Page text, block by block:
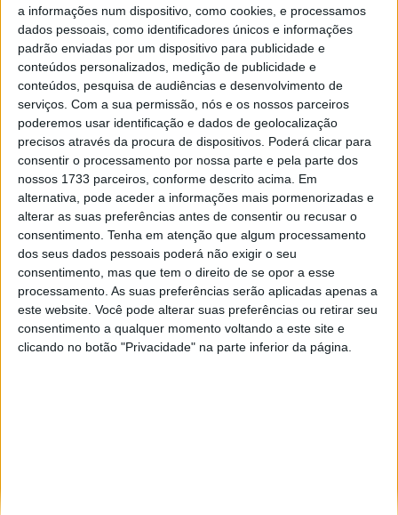
a informações num dispositivo, como cookies, e processamos
dados pessoais, como identificadores únicos e informações
padrão enviadas por um dispositivo para publicidade e
conteúdos personalizados, medição de publicidade e
conteúdos, pesquisa de audiências e desenvolvimento de
serviços. Com a sua permissão, nós e os nossos parceiros
poderemos usar identificação e dados de geolocalização
precisos através da procura de dispositivos. Poderá clicar para
consentir o processamento por nossa parte e pela parte dos
nossos 1733 parceiros, conforme descrito acima. Em
alternativa, pode aceder a informações mais pormenorizadas e
alterar as suas preferências antes de consentir ou recusar o
consentimento. Tenha em atenção que algum processamento
dos seus dados pessoais poderá não exigir o seu
consentimento, mas que tem o direito de se opor a esse
processamento. As suas preferências serão aplicadas apenas a
este website. Você pode alterar suas preferências ou retirar seu
consentimento a qualquer momento voltando a este site e
clicando no botão "Privacidade" na parte inferior da página.
Sobre
Especialistas em automóveis, automobilismo e demais desportos
motorizados há 48 anos.
Informação importante
Ficha técnica
Estatuto editorial
Política de privacidade
Termos e condições